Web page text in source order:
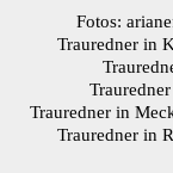
Fotos:
Trauredner in
Trauredner in
Trauredner in